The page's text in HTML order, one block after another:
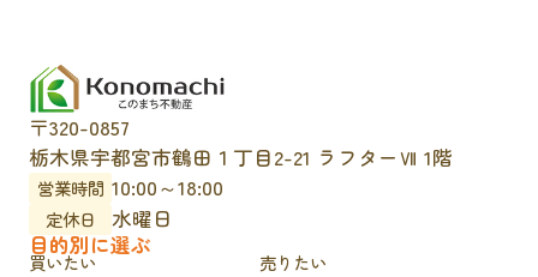
〒320-0857
栃木県宇都宮市鶴田１丁目2-21 ラフターⅦ 1階
営業時間 10:00～18:00
定休日
水曜日
目的別に選ぶ
買いたい 売りたい